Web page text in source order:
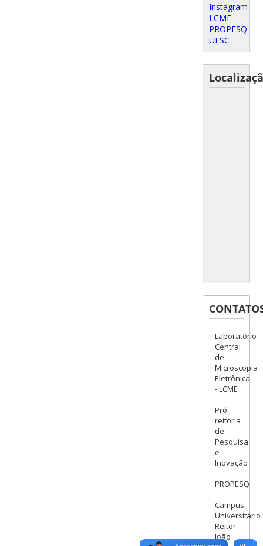
Instagram
LCME
PROPESQ
UFSC
Laboratório
Central
de
Microscopia
Eletrônica
- LCME
Pró-
reitoria
de
Pesquisa
e
Inovação
-
PROPESQ
Campus
Universitário
Reitor
João